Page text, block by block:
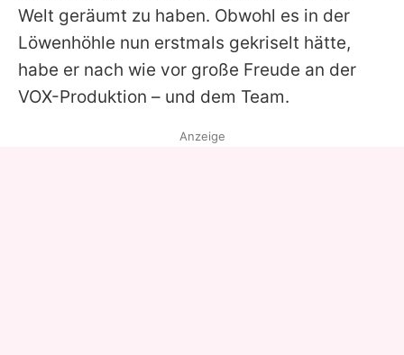
Welt geräumt zu haben. Obwohl es in der
Löwenhöhle nun erstmals gekriselt hätte,
habe er nach wie vor große Freude an der
VOX-Produktion – und dem Team.
Anzeige